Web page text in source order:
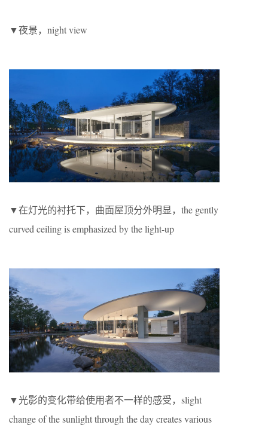
▼夜景，night view
▼在灯光的衬托下，曲面屋顶分外明显，the gently
curved ceiling is emphasized by the light-up
▼光影的变化带给使用者不一样的感受，slight
change of the sunlight through the day creates various